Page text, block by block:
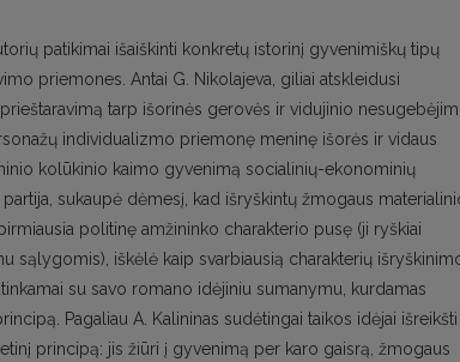
patikimai išaiškinti konkretų istorinį gyvenimiškų tipų
priemones. Antai G. Nikolajeva, giliai atskleidusi
tarp išorinės gerovės ir vidujinio
individualizmo priemonę meninę išorės ir vidaus
kolūkinio kaimo gyvenimą socialinių-ekonominių
sukaupė dėmesį, kad išryškintų žmogaus
politinę amžininko charakterio pusę (ji ryškiai
sąlygomis), iškėlė kaip svarbiausią charakterių
su savo romano idėjiniu sumanymu, kurdamas
Pagaliau A. Kalininas sudėtingai taikos idėjai
principą: jis žiūri į gyvenimą per karo gaisrą, žmogaus